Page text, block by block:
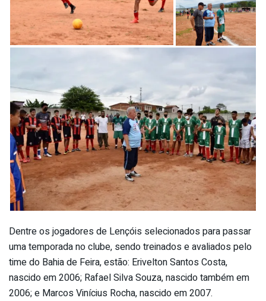
Dentre os jogadores de Lençóis selecionados para passar
uma temporada no clube, sendo treinados e avaliados pelo
time do Bahia de Feira, estão: Erivelton Santos Costa,
nascido em 2006; Rafael Silva Souza, nascido também em
2006; e Marcos Vinícius Rocha, nascido em 2007.